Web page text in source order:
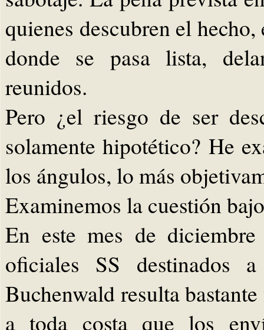
quienes descubren el
donde se pasa lista,
reunidos.
Pero ¿el riesgo de ser
solamente hipotético? He
los ángulos, lo más
Examinemos la cuestión
En este mes de
oficiales SS destinados
Buchenwald resulta
a toda costa que los